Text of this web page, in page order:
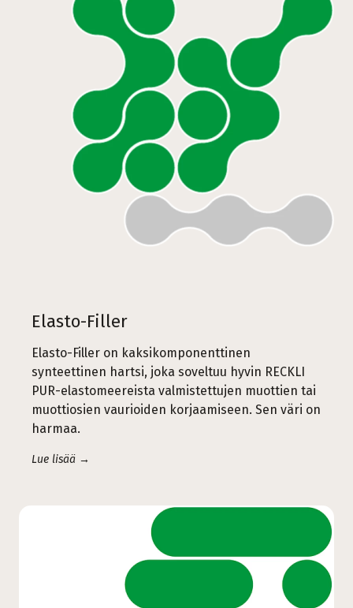
Elasto-Filler
Elasto-Filler on kaksikomponenttinen
synteettinen hartsi, joka soveltuu hyvin RECKLI
PUR-elastomeereista valmistettujen muottien tai
muottiosien vaurioiden korjaamiseen. Sen väri on
harmaa.
Lue lisää →